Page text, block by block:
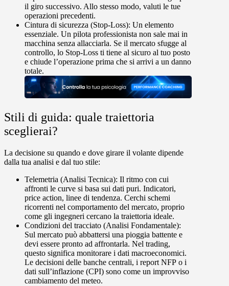
il giro successivo. Allo stesso modo, valuti le tue
operazioni precedenti.
Cintura di sicurezza (Stop-Loss): Un elemento
essenziale. Un pilota professionista non sale mai in
macchina senza allacciarla. Se il mercato sfugge al
controllo, lo Stop-Loss ti tiene al sicuro al tuo posto
e chiude l’operazione prima che si arrivi a un danno
totale.
Stili di guida: quale traiettoria
sceglierai?
La decisione su quando e dove girare il volante dipende
dalla tua analisi e dal tuo stile:
Telemetria (Analisi Tecnica): Il ritmo con cui
affronti le curve si basa sui dati puri. Indicatori,
price action, linee di tendenza. Cerchi schemi
ricorrenti nel comportamento del mercato, proprio
come gli ingegneri cercano la traiettoria ideale.
Condizioni del tracciato (Analisi Fondamentale):
Sul mercato può abbattersi una pioggia battente e
devi essere pronto ad affrontarla. Nel trading,
questo significa monitorare i dati macroeconomici.
Le decisioni delle banche centrali, i report NFP o i
dati sull’inflazione (CPI) sono come un improvviso
cambiamento del meteo.